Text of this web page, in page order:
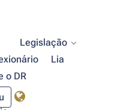
Legislação
Lia
o DR